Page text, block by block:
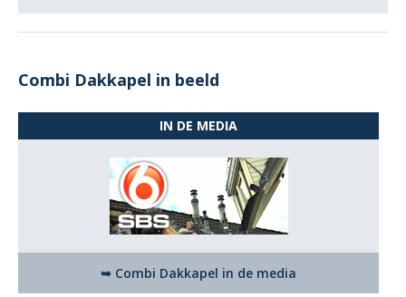
Combi Dakkapel in beeld
IN DE MEDIA
➥ Combi Dakkapel in de media